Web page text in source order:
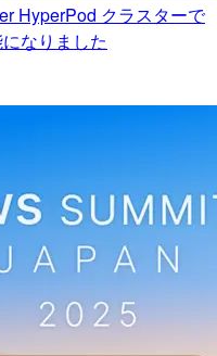
HyperPod クラスターで
なりました